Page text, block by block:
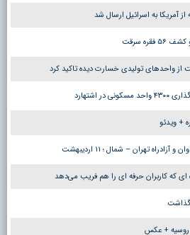
سرقت
از واحدهای تولیدی خسارت دیده تاکید کرد
اشتهارد
+ ویدئو
تهران – شمال ؛ ١١ اردیبهشت
ای که کاربران حرفه ای را هم فریب می‌دهد
گذاشت
روسیه + عکس